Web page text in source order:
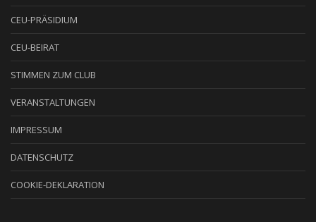
CEU-PRÄSIDIUM
CEU-BEIRAT
STIMMEN ZUM CLUB
VERANSTALTUNGEN
IMPRESSUM
DATENSCHUTZ
COOKIE-DEKLARATION